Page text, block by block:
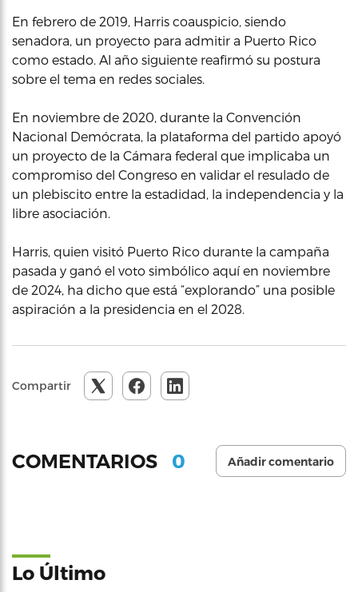
En febrero de 2019, Harris coauspicio, siendo
senadora, un proyecto para admitir a Puerto Rico
como estado. Al año siguiente reafirmó su postura
sobre el tema en redes sociales.
En noviembre de 2020, durante la Convención
Nacional Demócrata, la plataforma del partido apoyó
un proyecto de la Cámara federal que implicaba un
compromiso del Congreso en validar el resulado de
un plebiscito entre la estadidad, la independencia y la
libre asociación.
Harris, quien visitó Puerto Rico durante la campaña
pasada y ganó el voto simbólico aquí en noviembre
de 2024, ha dicho que está “explorando” una posible
aspiración a la presidencia en el 2028.
Compartir
COMENTARIOS 0 Añadir comentario
Lo Último